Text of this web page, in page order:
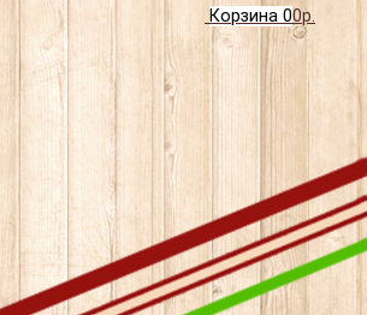
Корзина 00р.